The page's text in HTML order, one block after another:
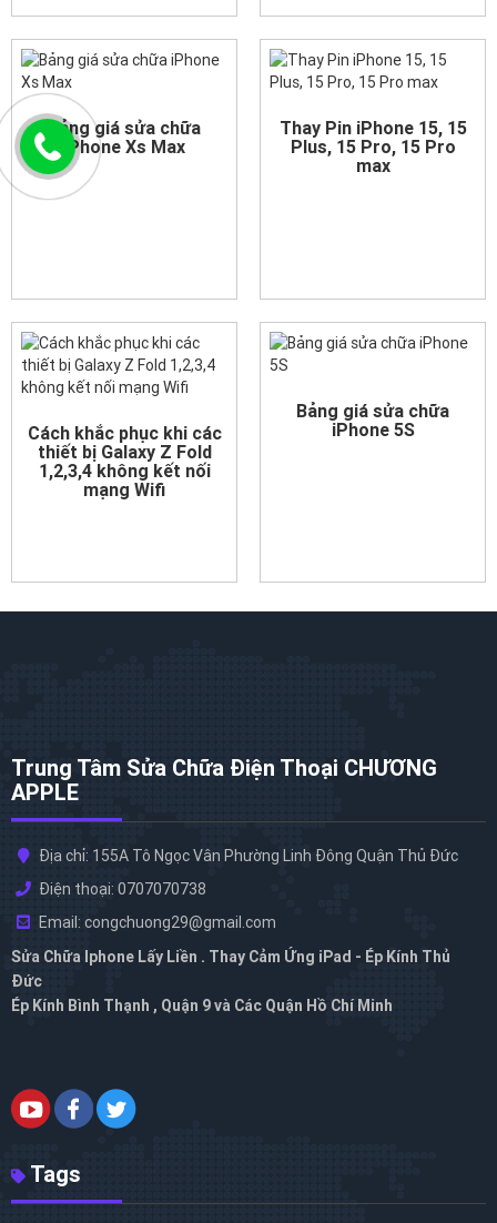
Bảng giá sửa chữa
iPhone Xs Max
Thay Pin iPhone 15, 15
Plus, 15 Pro, 15 Pro
max
Cách khắc phục khi các
thiết bị Galaxy Z Fold
1,2,3,4 không kết nối
mạng Wifi
Bảng giá sửa chữa
iPhone 5S
Trung Tâm Sửa Chữa Điện Thoại CHƯƠNG
APPLE
Địa chỉ: 155A Tô Ngọc Vân Phường Linh Đông Quận Thủ Đức
Điện thoại: 0707070738
Email: congchuong29@gmail.com
Sửa Chữa Iphone Lấy Liền . Thay Cảm Ứng iPad - Ép Kính Thủ
Đức
Ép Kính Bình Thạnh , Quận 9 và Các Quận Hồ Chí Minh
Tags